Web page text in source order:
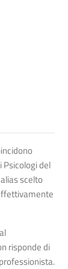
Psicologi del
scelto
risponde di